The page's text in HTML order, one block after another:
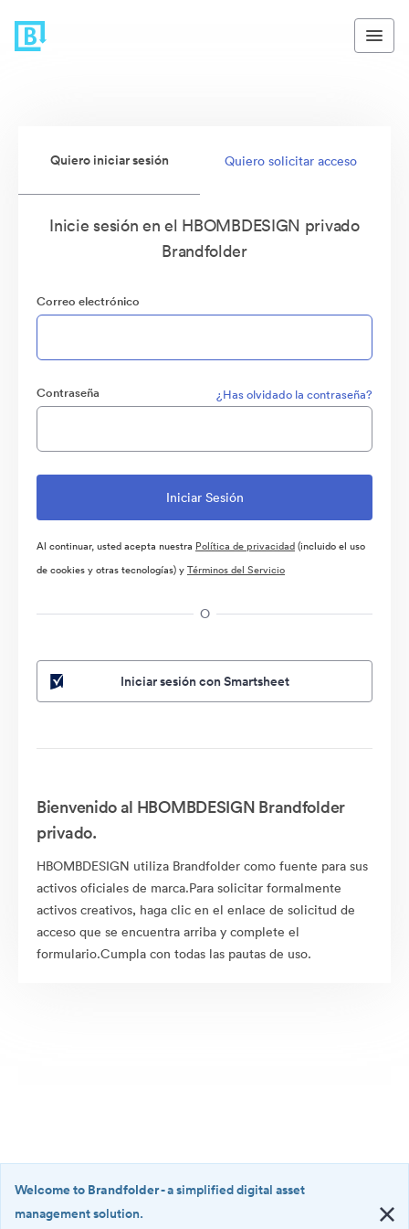
Quiero iniciar sesión Quiero solicitar acceso
Inicie sesión en el HBOMBDESIGN privado
Brandfolder
Correo electrónico
Contraseña ¿Has olvidado la contraseña?
Al continuar, usted acepta nuestra Política de privacidad(incluido el uso
de cookies y otras tecnologías) yTérminos del Servicio
O
Iniciar sesión con Smartsheet
Bienvenido al HBOMBDESIGN Brandfolder
privado.
HBOMBDESIGN utiliza Brandfolder como fuente para sus
activos oficiales de marca.Para solicitar formalmente
activos creativos, haga clic en el enlace de solicitud de
acceso que se encuentra arriba y complete el
formulario.Cumpla con todas las pautas de uso.
Welcome to Brandfolder- a simplified digital asset
management solution.